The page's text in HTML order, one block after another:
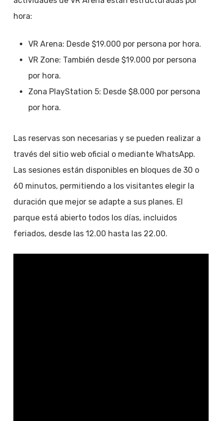
hora:
VR Arena: Desde $19.000 por persona por hora.
VR Zone: También desde $19.000 por persona
por hora.
Zona PlayStation 5: Desde $8.000 por persona
por hora.
Las reservas son necesarias y se pueden realizar a
través del sitio web oficial o mediante WhatsApp.
Las sesiones están disponibles en bloques de 30 o
60 minutos, permitiendo a los visitantes elegir la
duración que mejor se adapte a sus planes. El
parque está abierto todos los días, incluidos
feriados, desde las 12.00 hasta las 22.00.